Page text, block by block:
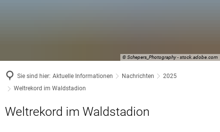
© Schepers_Photography - stock.adobe.com
Sie sind hier: Aktuelle Informationen Nachrichten
2025
Weltrekord im Waldstadion
Weltrekord im Waldstadion